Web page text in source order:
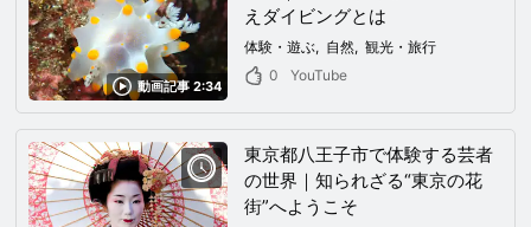
動画記事 2:34
えダイビングとは
体験・遊ぶ 自然
観光・旅行
0
YouTube
東京都八王子市で体験する芸者
の世界｜知られざる“東京の花
街”へようこそ